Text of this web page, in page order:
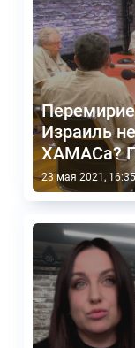
Израиль
ХАМАСа?
23 мая 2021, 16:35